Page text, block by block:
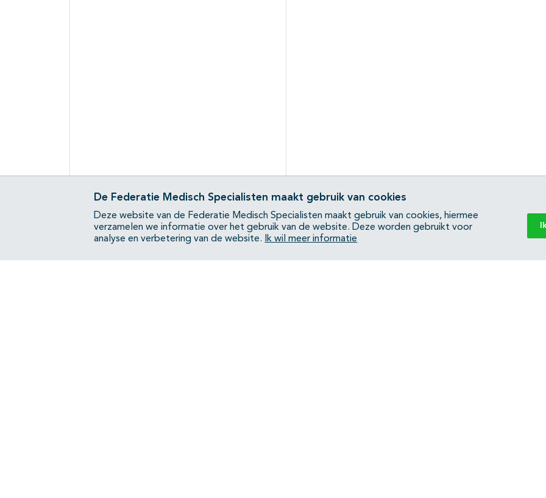
De Federatie Medisch Specialisten maakt gebruik van cookies
Deze website van de Federatie Medisch Specialisten maakt gebruik van cookies, hiermee
verzamelen we informatie over het gebruik van de website. Deze worden gebruikt voor
analyse en verbetering van de website.
Ik wil meer informatie